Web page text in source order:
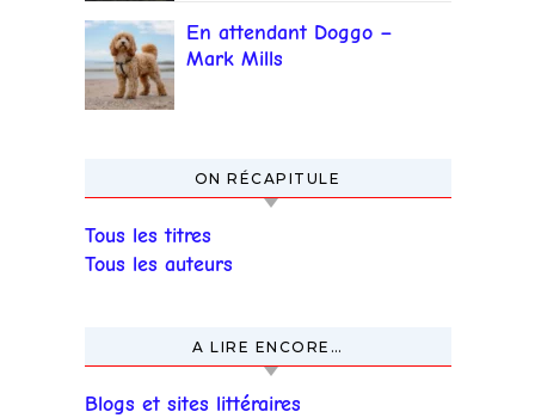
En attendant Doggo –
Mark Mills
ON RÉCAPITULE
Tous les titres
Tous les auteurs
A LIRE ENCORE…
Blogs et sites littéraires